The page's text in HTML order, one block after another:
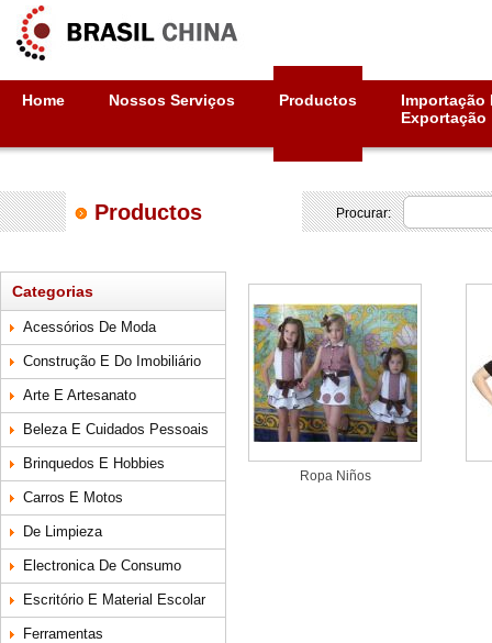
Home Nossos Serviços Productos
Importação
Exportação
Productos Procurar:
Categorias
Acessórios De Moda
Construção E Do Imobiliário
Arte E Artesanato
Beleza E Cuidados Pessoais
Brinquedos E Hobbies
Carros E Motos
De Limpieza
Electronica De Consumo
Escritório E Material Escolar
Ferramentas
Ropa Niños